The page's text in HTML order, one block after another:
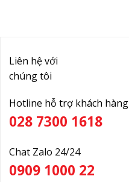
Liên hệ với
chúng tôi
Hotline hỗ trợ khách hàng
028 7300 1618
Chat Zalo 24/24
0909 1000 22